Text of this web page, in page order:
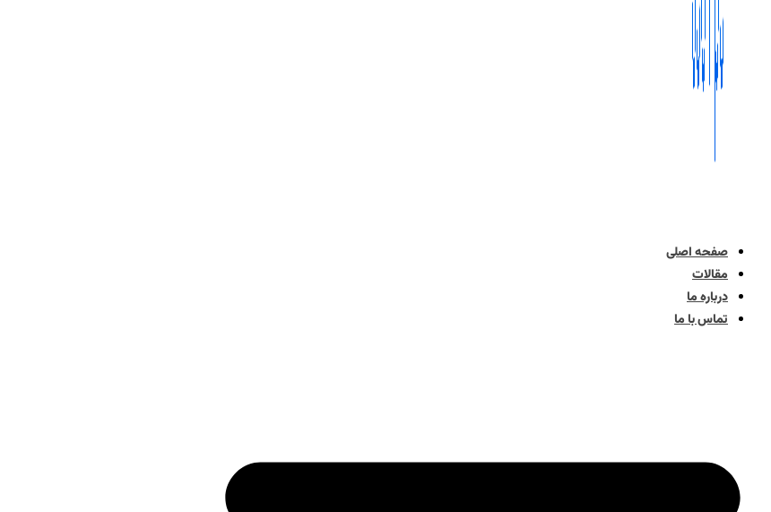
صفحه اصلی
مقالات
درباره ما
تماس با ما